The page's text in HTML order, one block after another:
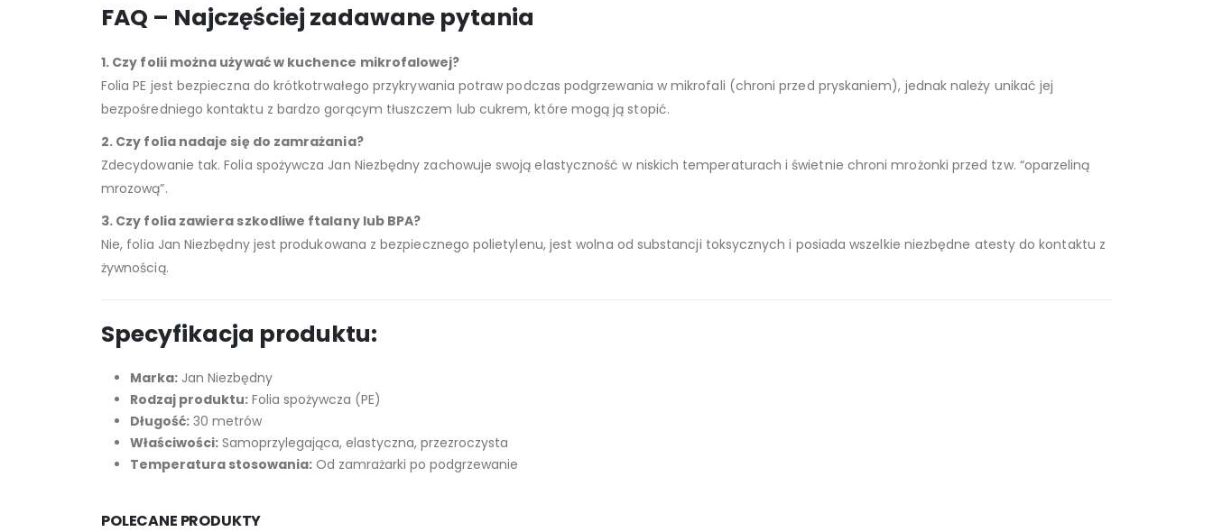
FAQ – Najczęściej zadawane pytania
1. Czy folii można używać w kuchence mikrofalowej?
Folia PE jest bezpieczna do krótkotrwałego przykrywania potraw podczas podgrzewania w mikrofali (chroni przed pryskaniem), jednak należy unikać jej
bezpośredniego kontaktu z bardzo gorącym tłuszczem lub cukrem, które mogą ją stopić.
2. Czy folia nadaje się do zamrażania?
Zdecydowanie tak. Folia spożywcza Jan Niezbędny zachowuje swoją elastyczność w niskich temperaturach i świetnie chroni mrożonki przed tzw. “oparzeliną
mrozową”.
3. Czy folia zawiera szkodliwe ftalany lub BPA?
Nie, folia Jan Niezbędny jest produkowana z bezpiecznego polietylenu, jest wolna od substancji toksycznych i posiada wszelkie niezbędne atesty do kontaktu z
żywnością.
Specyfikacja produktu:
Marka: Jan Niezbędny
Rodzaj produktu: Folia spożywcza (PE)
Długość: 30 metrów
Właściwości: Samoprzylegająca, elastyczna, przezroczysta
Temperatura stosowania: Od zamrażarki po podgrzewanie
POLECANE PRODUKTY